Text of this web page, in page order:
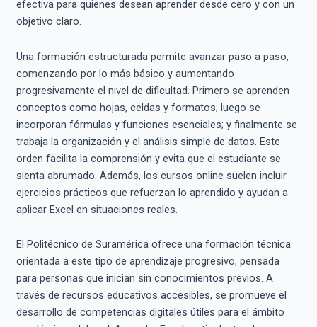
efectiva para quienes desean aprender desde cero y con un
objetivo claro.
Una formación estructurada permite avanzar paso a paso,
comenzando por lo más básico y aumentando
progresivamente el nivel de dificultad. Primero se aprenden
conceptos como hojas, celdas y formatos; luego se
incorporan fórmulas y funciones esenciales; y finalmente se
trabaja la organización y el análisis simple de datos. Este
orden facilita la comprensión y evita que el estudiante se
sienta abrumado. Además, los cursos online suelen incluir
ejercicios prácticos que refuerzan lo aprendido y ayudan a
aplicar Excel en situaciones reales.
El Politécnico de Suramérica ofrece una formación técnica
orientada a este tipo de aprendizaje progresivo, pensada
para personas que inician sin conocimientos previos. A
través de recursos educativos accesibles, se promueve el
desarrollo de competencias digitales útiles para el ámbito